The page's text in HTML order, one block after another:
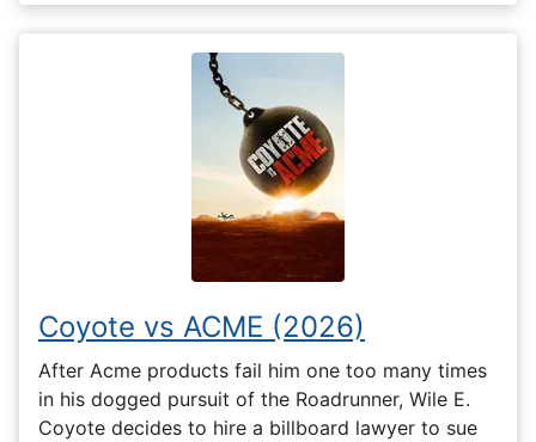
Coyote vs ACME (2026)
After Acme products fail him one too many times
in his dogged pursuit of the Roadrunner, Wile E.
Coyote decides to hire a billboard lawyer to sue